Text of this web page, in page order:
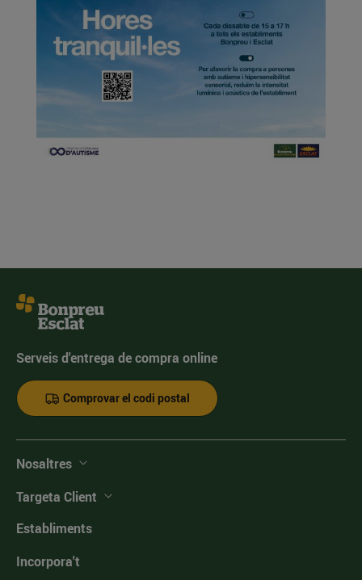
Serveis d'entrega de compra online
Comprovar el codi postal
Nosaltres
Targeta Client
Establiments
Incorpora't